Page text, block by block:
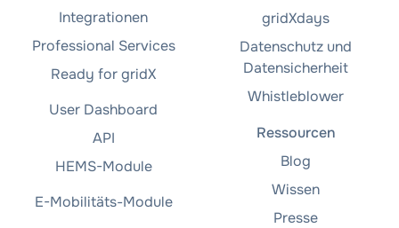
Integrationen
Professional Services
Ready for gridX
User Dashboard
API
HEMS-Module
E-Mobilitäts-Module
gridXdays
Datenschutz und
Datensicherheit
Whistleblower
Ressourcen
Blog
Wissen
Presse